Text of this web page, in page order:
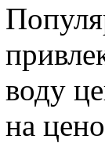
воду
на